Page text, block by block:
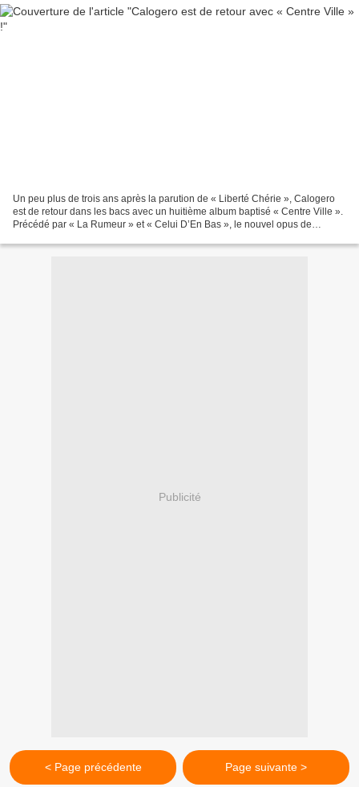
Un peu plus de trois ans après la parution de « Liberté Chérie », Calogero
est de retour dans les bacs avec un huitième album baptisé « Centre Ville ».
Précédé par « La Rumeur » et « Celui D’En Bas », le nouvel opus de
Publicité
< Page précédente Page suivante >